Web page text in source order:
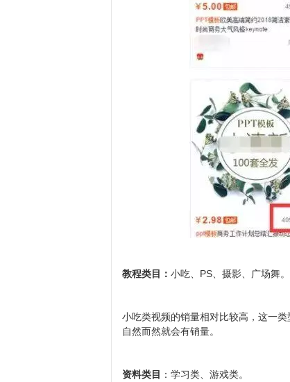
教程类目： 小吃、PS、摄影、广场舞。
小吃类视频的销量相对比较高，这一
自然而然就会有销量。
资料类目 ：学习类、游戏类。